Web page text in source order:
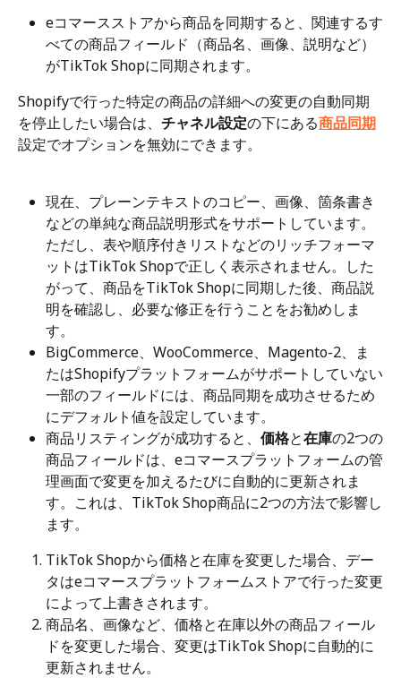
eコマースストアから商品を同期すると、関連するす
べての商品フィールド（商品名、画像、説明など）
がTikTok Shopに同期されます。
Shopifyで行った特定の商品の詳細への変更の自動同期
を停止したい場合は、 チャネル設定の下にある商品同期
設定でオプションを無効にできます。
現在、プレーンテキストのコピー、画像、箇条書き
などの単純な商品説明形式をサポートしています。
ただし、表や順序付きリストなどのリッチフォーマ
ットはTikTok Shopで正しく表示されません。した
がって、商品をTikTok Shopに同期した後、商品説
明を確認し、必要な修正を行うことをお勧めしま
す。
BigCommerce、WooCommerce、Magento-2、ま
たはShopifyプラットフォームがサポートしていない
一部のフィールドには、商品同期を成功させるため
にデフォルト値を設定しています。
商品リスティングが成功すると、 価格と在庫の2つの
商品フィールドは、eコマースプラットフォームの管
理画面で変更を加えるたびに自動的に更新されま
す。これは、TikTok Shop商品に2つの方法で影響し
ます。
TikTok Shopから価格と在庫を変更した場合、デー
タはeコマースプラットフォームストアで行った変更
によって上書きされます。
商品名、画像など、価格と在庫以外の商品フィール
ドを変更した場合、変更はTikTok Shopに自動的に
更新されません。